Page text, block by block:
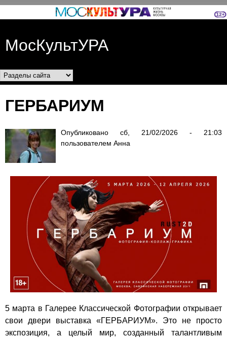
Перейти к основному
МосКультУРА
Разделы сайта
ГЕРБАРИУМ
Опубликовано сб, 21/02/2026 - 21:03
пользователем Анна
5 марта в Галерее Классической Фотографии открывает
свои двери выставка «ГЕРБАРИУМ». Это не просто
экспозиция, а целый мир, созданный талантливым